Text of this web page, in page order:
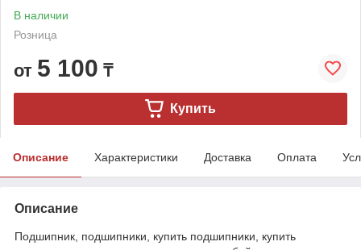
В наличии
Розница
от 5 100 ₸
Купить
Описание Характеристики Доставка Оплата
Описание
Подшипник, подшипники, купить подшипники, купить